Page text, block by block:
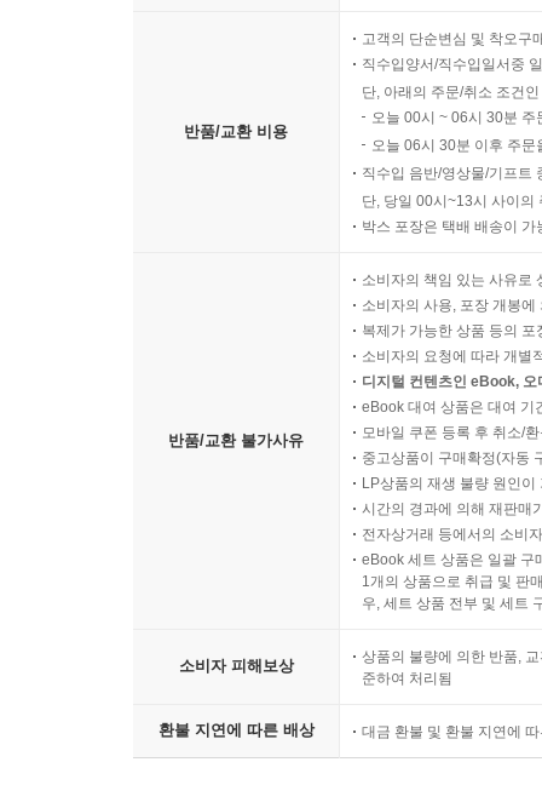
반품/교환 비용
고객의 단순변심 및 착오구
직수입양서/직수입일서중
단, 아래의 주문/취소 조건
오늘 00시 ~ 06시 30분
오늘 06시 30분 이후 주
직수입 음반/영상물/기프트
단, 당일 00시~13시 사이의
박스 포장은 택배 배송이
반품/교환 불가사유
소비자의 책임 있는 사유로
소비자의 사용, 포장 개봉
복제가 가능한 상품 등의
소비자의 요청에 따라 개별
디지털 컨텐츠인 eBook,
eBook 대여 상품은 대여 기
모바일 쿠폰 등록 후 취소/
중고상품이 구매확정(자동
LP상품의 재생 불량 원인
시간의 경과에 의해 재판매
전자상거래 등에서의 소비
eBook 세트 상품은 일괄 구
1개의 상품으로 취급 및 판
우, 세트 상품 전부 및 세트
소비자 피해보상
상품의 불량에 의한 반품,
준하여 처리됨
환불 지연에 따른 배상 대금 환불 및 환불 지연에